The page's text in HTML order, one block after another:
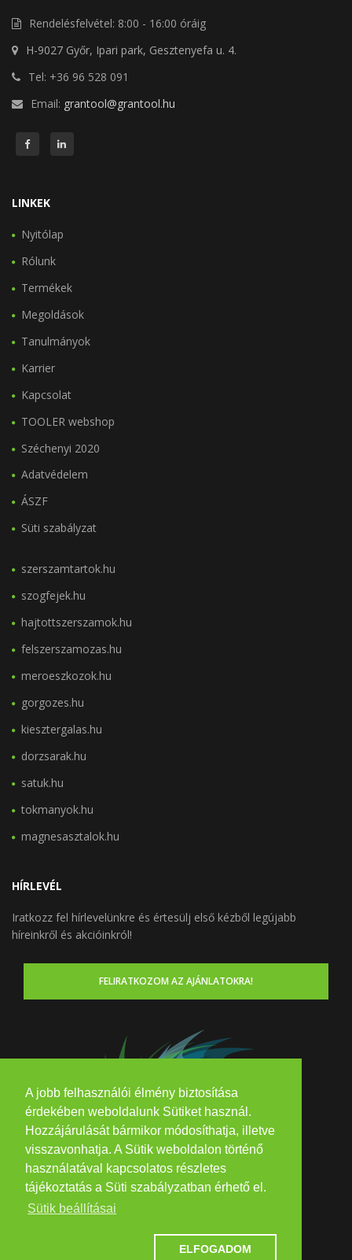
A jobb felhasználói élmény biztosítása
érdekében weboldalunk Sütiket használ.
Hozzájárulását bármikor módosíthatja, illetve
visszavonhatja. A Sütik weboldalon történő
használatával kapcsolatos részletes
tájékoztatás a Süti szabályzatban érhető el.
Sütik beállításai
ELFOGADOM
Rendelésfelvétel: 8:00 - 16:00 óráig
H-9027 Győr, Ipari park, Gesztenyefa u. 4.
Tel: +36 96 528 091
Email: grantool@grantool.hu
LINKEK
Nyitólap
Rólunk
Termékek
Megoldások
Tanulmányok
Karrier
Kapcsolat
TOOLER webshop
Széchenyi 2020
Adatvédelem
ÁSZF
Süti szabályzat
szerszamtartok.hu
szogfejek.hu
hajtottszerszamok.hu
felszerszamozas.hu
meroeszkozok.hu
gorgozes.hu
kiesztergalas.hu
dorzsarak.hu
satuk.hu
tokmanyok.hu
magnesasztalok.hu
HÍRLEVÉL
Iratkozz fel hírlevelünkre és értesülj első kézből legújabb
híreinkről és akcióinkról!
FELIRATKOZOM AZ AJÁNLATOKRA!